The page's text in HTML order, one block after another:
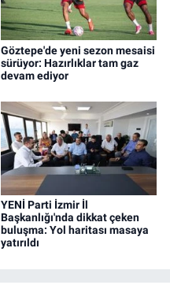
Göztepe'de yeni sezon mesaisi
sürüyor: Hazırlıklar tam gaz
devam ediyor
YENİ Parti İzmir İl
Başkanlığı'nda dikkat çeken
buluşma: Yol haritası masaya
yatırıldı